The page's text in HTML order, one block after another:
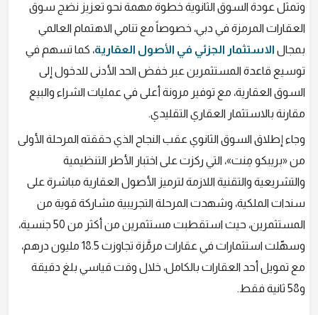
وتمثل عودة السوق الثانوية خطوة مهمة نحو تعزيز نضج سوق
العقارات المرمزة في دبي، خصوصاً مع تنامي الاهتمام العالمي
بمجال الاستثمار الجزئي في الأصول العقارية، كما تسهم في
توسيع قاعدة المستثمرين عبر خفض الحد الأدنى للدخول إلى
السوق العقارية، مع توفير مرونة أعلى في عمليات الشراء والبيع
مقارنة بالاستثمار العقاري التقليدي.
وجاء إطلاق السوق الثانوي عقب النجاح الذي حققته المرحلة الأولى
من «بريبكو مِنت»، التي ركزت على اختبار الأطر التنظيمية
والتشريعية والتقنية اللازمة لترميز الأصول العقارية مباشرة على
سندات الملكية، وشهدت المرحلة التجريبية مشاركة قوية من
المستثمرين، حيث استقطبت مستثمرين من أكثر من 50 جنسية،
وسهّلت استثمارات في عقارات مرمَّزة تجاوزت 18.5 مليون درهم،
مع تمويل أحد العقارات بالكامل، خلال وقت قياسي بلغ دقيقة
و58 ثانية فقط.